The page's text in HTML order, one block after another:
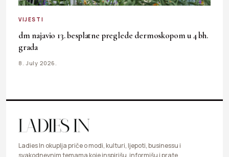
VIJESTI
dm najavio 13. besplatne preglede dermoskopom u 4 bh.
grada
8. July 2026.
Ladies In okuplja priče o modi, kulturi, ljepoti, businessu i